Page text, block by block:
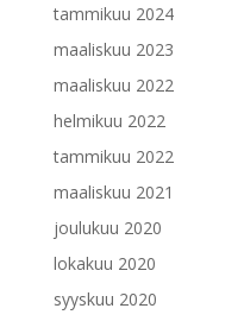
tammikuu 2024
maaliskuu 2023
maaliskuu 2022
helmikuu 2022
tammikuu 2022
maaliskuu 2021
joulukuu 2020
lokakuu 2020
syyskuu 2020